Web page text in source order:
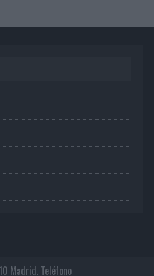
Madrid. Teléfono